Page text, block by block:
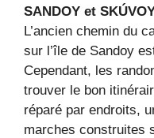
SANDOY et
L’ancien chemin du
sur l’île de Sandoy
Cependant, les
trouver le bon
réparé par endroits,
marches construites